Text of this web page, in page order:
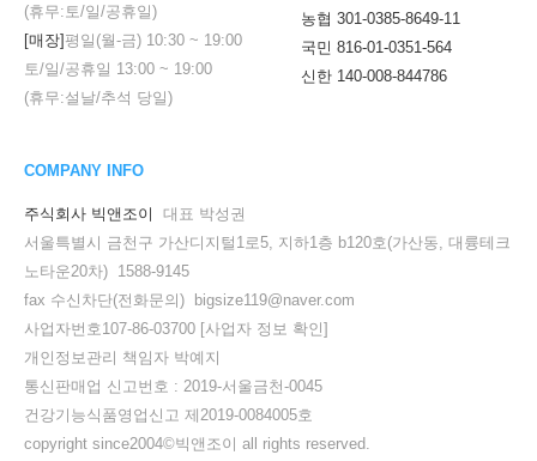
(휴무:토/일/공휴일)
[매장]평일(월-금) 10:30 ~ 19:00
토/일/공휴일 13:00 ~ 19:00
(휴무:설날/추석 당일)
농협 301-0385-8649-11
국민 816-01-0351-564
신한 140-008-844786
COMPANY INFO
주식회사 빅앤조이
대표 박성권
서울특별시 금천구 가산디지털1로5, 지하1층 b120호(가산동, 대륭테크
노타운20차) 1588-9145
fax 수신차단(전화문의) bigsize119@naver.com
사업자번호107-86-03700 [사업자 정보 확인]
개인정보관리 책임자 박예지
통신판매업 신고번호 : 2019-서울금천-0045
건강기능식품영업신고 제2019-0084005호
copyright since2004©빅앤조이 all rights reserved.